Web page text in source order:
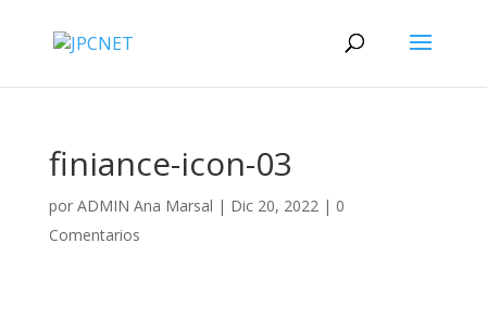
finiance-icon-03
por ADMIN Ana Marsal | Dic 20, 2022| 0
Comentarios